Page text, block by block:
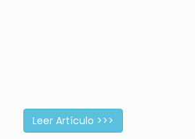
Leer Artículo >>>